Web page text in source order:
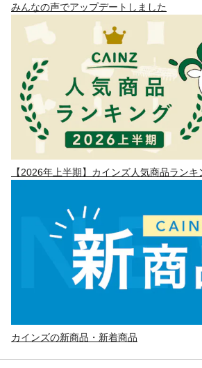
みんなの声でアップデートしました
【2026年上半期】カインズ人気商品ランキ
カインズの新商品・新着商品